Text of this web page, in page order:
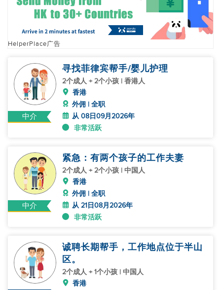
HelperPlace广告
中介
寻找菲律宾帮手/婴儿护理
2个成人 + 2个小孩 | 香港人
香港
外佣 | 全职
从 08日09月2026年
非常活跃
中介
紧急：有两个孩子的工作夫妻
2个成人 + 2个小孩 | 中国人
香港
外佣 | 全职
从 21日08月2026年
非常活跃
诚聘长期帮手，工作地点位于半山
区。
2个成人 + 1个小孩 | 中国人
香港